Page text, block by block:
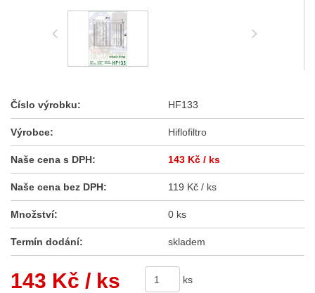
Číslo výrobku: HF133
Výrobce: Hiflofiltro
Naše cena s DPH: 143 Kč / ks
Naše cena bez DPH: 119 Kč / ks
Množství: 0 ks
Termín dodání: skladem
143 Kč / ks ks